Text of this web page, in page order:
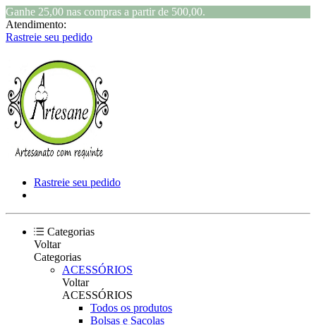
Ganhe 25,00 nas compras a partir de 500,00.
Atendimento:
Rastreie seu pedido
Rastreie seu pedido
Categorias
Voltar
Categorias
ACESSÓRIOS
Voltar
ACESSÓRIOS
Todos os produtos
Bolsas e Sacolas